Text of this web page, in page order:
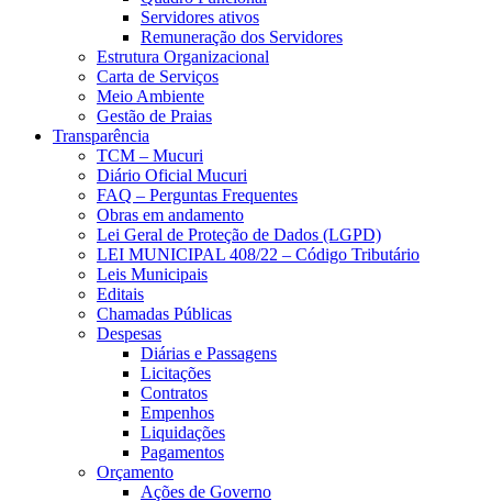
Servidores ativos
Remuneração dos Servidores
Estrutura Organizacional
Carta de Serviços
Meio Ambiente
Gestão de Praias
Transparência
TCM – Mucuri
Diário Oficial Mucuri
FAQ – Perguntas Frequentes
Obras em andamento
Lei Geral de Proteção de Dados (LGPD)
LEI MUNICIPAL 408/22 – Código Tributário
Leis Municipais
Editais
Chamadas Públicas
Despesas
Diárias e Passagens
Licitações
Contratos
Empenhos
Liquidações
Pagamentos
Orçamento
Ações de Governo